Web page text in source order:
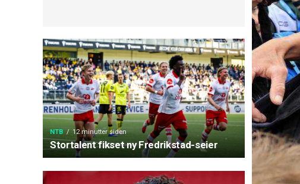
NTB 12 minutter siden
Stortalent fikset ny Fredrikstad-seier